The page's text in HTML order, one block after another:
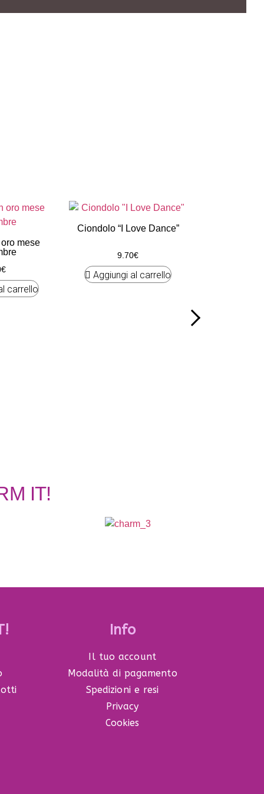
mese
€
carrello
Ciondolo “I Love Dance”
9.70€
Aggiungi al carrello
IT!
Info
Il tuo account
Modalità di pagamento
Spedizioni e resi
Privacy
Cookies